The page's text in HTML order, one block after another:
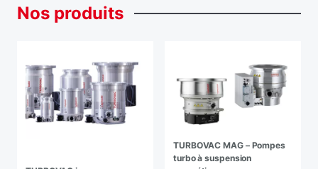
Nos produits
TURBOVAC MAG – Pompes
turbo à suspension